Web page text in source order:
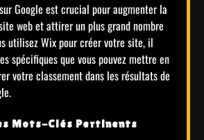
Google est crucial pour augmenter la
web et attirer un plus grand nombre
utilisez Wix pour créer votre site, il
spécifiques que vous pouvez mettre en
votre classement dans les résultats de
Mots-Clés Pertinents